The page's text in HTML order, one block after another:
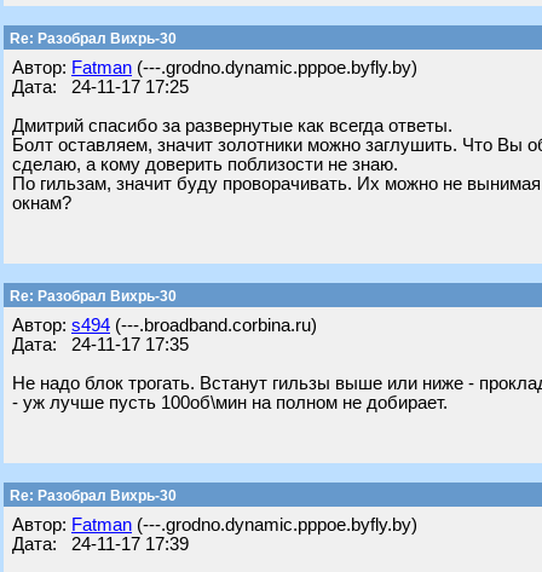
Re: Разобрал Вихрь-30
Автор: Fatman (---.grodno.dynamic.pppoe.byfly.by)
Дата: 24-11-17 17:25
Дмитрий спасибо за развернутые как всегда ответы.
Болт оставляем, значит золотники можно заглушить. Что
сделаю, а кому доверить поблизости не знаю.
По гильзам, значит буду проворачивать. Их можно не
окнам?
Re: Разобрал Вихрь-30
Автор: s494 (---.broadband.corbina.ru)
Дата: 24-11-17 17:35
Не надо блок трогать. Встанут гильзы выше или ниже -
- уж лучше пусть 100об\мин на полном не добирает.
Re: Разобрал Вихрь-30
Автор: Fatman (---.grodno.dynamic.pppoe.byfly.by)
Дата: 24-11-17 17:39